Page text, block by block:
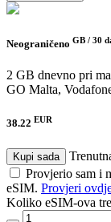
Neograničeno GB / 30
2 GB dnevno pri
GO Malta,
38.22 EUR
Kupi sada
Provjerio sam i
eSIM. Provjeri
Koliko eSIM-ova